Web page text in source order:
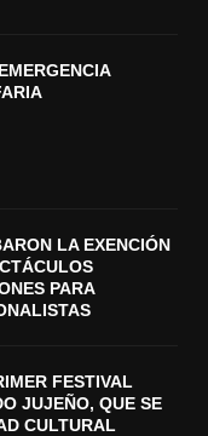
LA EXENCIÓN
PARA
FESTIVAL
JUJEÑO, QUE SE
CULTURAL